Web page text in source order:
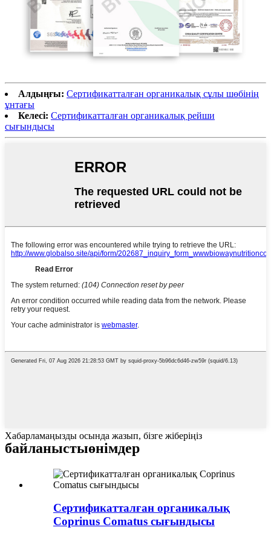
Алдыңғы: Сертификатталған органикалық сұлы шөбінің
ұнтағы
Келесі: Сертификатталған органикалық рейши
сығындысы
Хабарламаңызды осында жазып, бізге жіберіңіз
байланыстыөнімдер
Сертификатталған органикалық
Coprinus Comatus сығындысы